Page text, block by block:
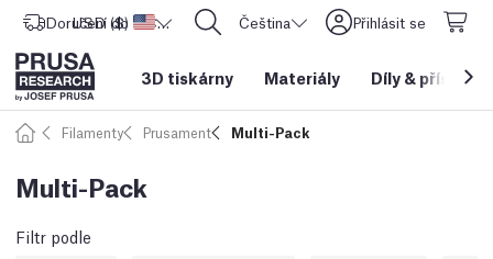
Doručení do Spojené státy americké
USD ($) CORE One L: Nyní skladem! Čeština Přihlásit se
3D tiskárny Materiály Díly &
Filamenty Prusament Multi-Pack
Multi-Pack
Filtr podle